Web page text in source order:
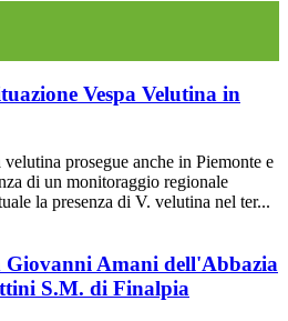
Vespa Velutina in
velutina prosegue anche in Piemonte e
di un monitoraggio regionale
la presenza di V. velutina nel ter...
Amani dell'Abbazia
S.M. di Finalpia